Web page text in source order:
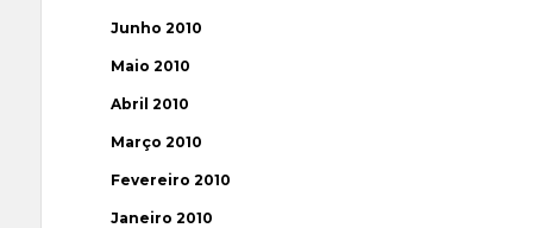
Junho 2010
Maio 2010
Abril 2010
Março 2010
Fevereiro 2010
Janeiro 2010